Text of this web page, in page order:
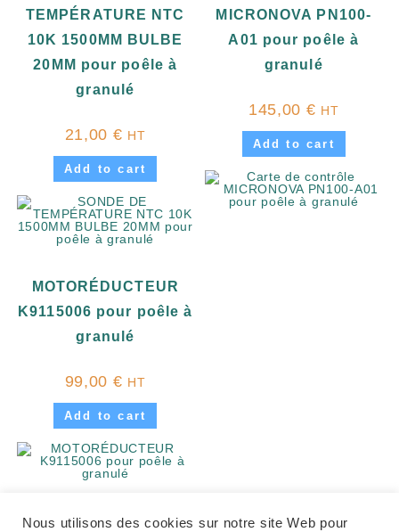
TEMPÉRATURE NTC
10K 1500MM BULBE
20MM pour poêle à
granulé
21,00 € HT
Add to cart
MICRONOVA PN100-
A01 pour poêle à
granulé
145,00 € HT
Add to cart
MOTORÉDUCTEUR
K9115006 pour poêle à
granulé
99,00 € HT
Add to cart
Nous utilisons des cookies sur notre site Web pour